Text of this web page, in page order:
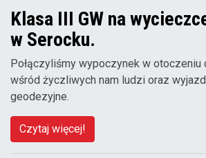
Klasa III GW na
w Serocku.
Połączyliśmy wypoczynek w otoczeniu
wśród życzliwych nam ludzi oraz
geodezyjne.
Czytaj więcej!